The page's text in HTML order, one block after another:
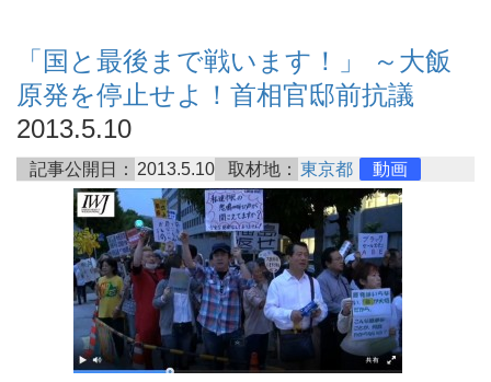
「国と最後まで戦います！」 ～大飯
原発を停止せよ！首相官邸前抗議
2013.5.10
記事公開日： 2013.5.10 取材地： 東京都 動画